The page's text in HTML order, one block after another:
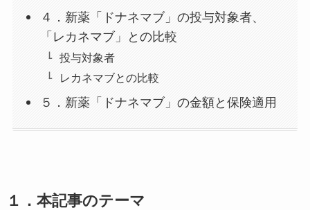
４．新薬「ドナネマブ」の投与対象者、
「レカネマブ」との比較
投与対象者
レカネマブとの比較
５．新薬「ドナネマブ」の金額と保険適用
１． 本記事のテーマ